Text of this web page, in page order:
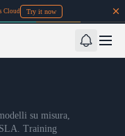
Cloud Try it now
su misura,
SLA. Training